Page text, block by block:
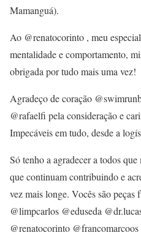
Mamanguá).
Ao @renatocorinto , meu
mentalidade e comportamento,
obrigada por tudo mais uma vez!
Agradeço de coração
@rafaelfi pela consideração e
Impecáveis em tudo, desde a
Só tenho a agradecer a todos
que continuam contribuindo e
vez mais longe. Vocês são peças
@limpcarlos @eduseda
@renatocorinto